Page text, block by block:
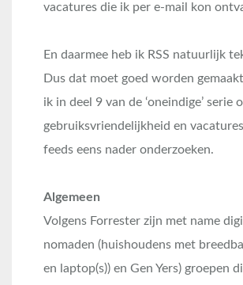
vacatures die ik per e-mail kon
En daarmee heb ik RSS natuurlijk
Dus dat moet goed worden
ik in deel 9 van de ‘oneindige’ serie
gebruiksvriendelijkheid en
feeds eens nader onderzoeken.
Algemeen
Volgens Forrester zijn met name
nomaden (huishoudens met
en laptop(s)) en Gen Yers) groepen